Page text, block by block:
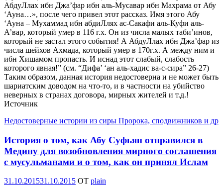
АбдуЛлах ибн Джа’фар ибн аль-Мусавар ибн Махрама от Абу
‘Ауна…», после чего привел этот рассказ. Имя этого Абу
‘Ауна – Мухаммад ибн абдиЛлях ас-Сакафи аль-Куфи аль-
А’вар, который умер в 116 г.х. Он из числа малых таби’инов,
который не застал этого события! А АбдуЛлах ибн Джа’фар из
числа шейхов Ахмада, который умер в 170г.х. А между ним и
ибн Хишамом пропасть. И иснад этот слабый, слабость
которого явная!” (см. “Дифа’ ‘ан аль-хадис ва-с-сира” 26-27)
Таким образом, данная история недостоверна и не может быть
шариатским доводом на что-то, и в частности на убийство
неверных в странах договора, мирных жителей и т.д.!
Источник
Недостоверные истории из сиры Пророка, сподвижников и др
История о том, как Абу Суфьян отправился в
Медину для возобновления мирного соглашения
с мусульманами и о том, как он принял Ислам
Опубликовано
31.10.201531.10.2015 OT plain